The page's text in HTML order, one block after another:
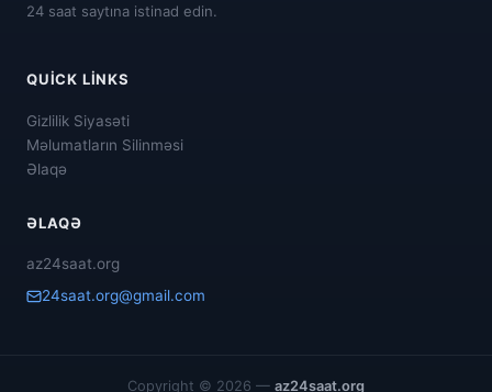
24 saat saytına istinad edin.
QUICK LINKS
Gizlilik Siyasəti
Məlumatların Silinməsi
Əlaqə
ƏLAQƏ
az24saat.org
24saat.org@gmail.com
Copyright © 2026 — az24saat.org